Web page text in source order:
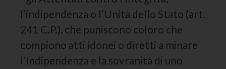
l’indipendenza o l’Unità dello Stato (art.
241 C.P.), che puniscono coloro che
compiono atti idonei o diretti a minare
l’Indipendenza e la sovranità di uno